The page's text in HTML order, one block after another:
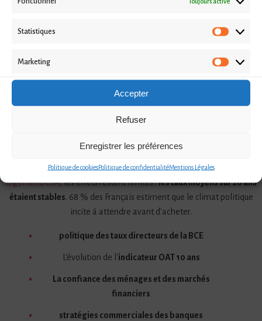
Statistiques
Marketing
Accepter
Refuser
Enregistrer les préférences
Politique de cookiesPolitique de confidentialitéMentions Légales
L'instabilité politique française pèse sur les marchés financiers. La
hausse temporaire de l'OAT 10 ans
, indicateur clé pour les banques.
compenser les incertitudes liées à la dette française, qui dépasse 115
% du PIB.
pourraient resserrer le crédit ou augmenter leurs marges pour
compenser les risques. Toutefois,selon l'Observatoire crédit
logement/CSA, les effets restent limités :les taux moyens sur 20 ans
étaient stables. 68 % des Français estiment que le climat politique
incite à attendre avant d'acheter.
politique des taux directeurs de la BCE
L'évolution de l'indicateur OAT 10 ans
La confiance des ménages et des marchés
financiers
stratégies commerciales des banques